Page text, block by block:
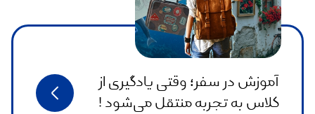
آموزش در سفر؛ وقتی یادگیری از
کلاس به تجربه منتقل می‌شود !